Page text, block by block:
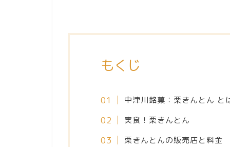
もくじ
中津川銘菓：栗きんとん と
実食！栗きんとん
栗きんとんの販売店と料金